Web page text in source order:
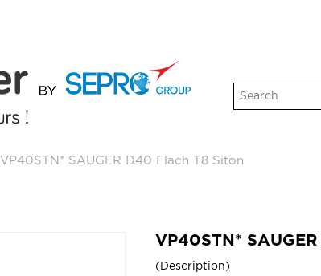
VP40STN* SAUGER D40 Flach T8 Siton
VP40STN*
Description